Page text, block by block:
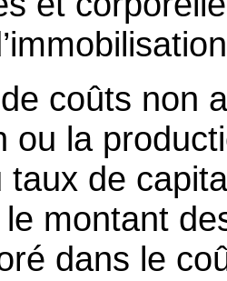
coûts non
ou la
taux de
montant
dans le